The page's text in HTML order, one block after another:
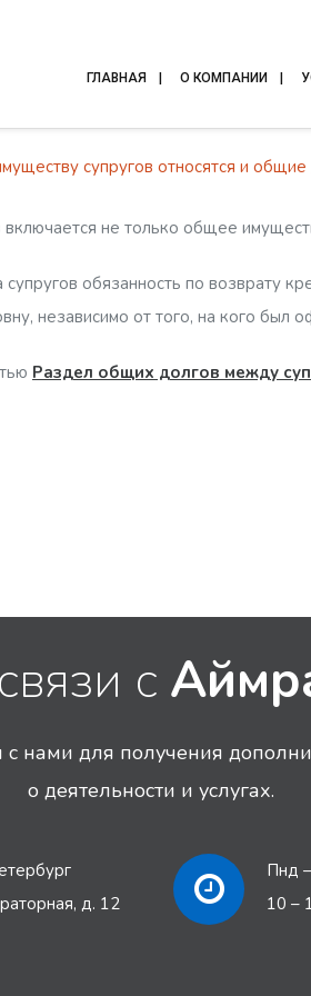
ГЛАВНАЯ О КОМПАНИИ
супругов относятся и общие
не только общее
обязанность по возврату
независимо от того, на кого был
Раздел общих долгов между
с
с нами для получения
о деятельности и услугах.
д. 12
Пнд
10 –